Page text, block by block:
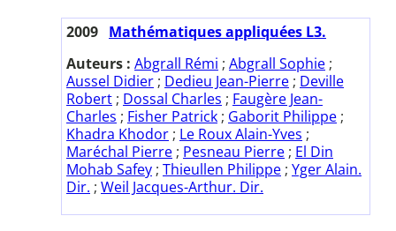
2009 Mathématiques appliquées L3.
Auteurs : Abgrall Rémi ; Abgrall Sophie ;
Aussel Didier ; Dedieu Jean-Pierre ; Deville
Robert ; Dossal Charles ; Faugère Jean-
Charles ; Fisher Patrick ; Gaborit Philippe ;
Khadra Khodor ; Le Roux Alain-Yves ;
Maréchal Pierre ; Pesneau Pierre ; El Din
Mohab Safey ; Thieullen Philippe ; Yger Alain.
Dir. ; Weil Jacques-Arthur. Dir.